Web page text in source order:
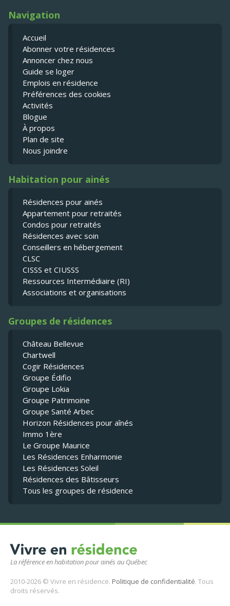
La référence en habitation pour ainés au Québec
2010-2026 © Vivre en résidence. Politique de confidentialité. Tous
droits réservés.
Navigation
Accueil
Abonner votre résidences
Annoncer chez nous
Guide se loger
Emplois en résidence
Préférences des cookies
Activités
Blogue
À propos
Plan de site
Nous joindre
Habitation pour ainés
Résidences pour ainés
Appartement pour retraités
Condos pour retraités
Résidences avec soin
Conseillers en hébergement
CLSC
CISSS et CIUSSS
Ressources Intermédiaire (RI)
Associations et organisations
Groupes de résidences
Château Bellevue
Chartwell
Cogir Résidences
Groupe Édifio
Groupe Lokia
Groupe Patrimoine
Groupe Santé Arbec
Horizon Résidences pour aînés
Immo 1ère
Le Groupe Maurice
Les Résidences Enharmonie
Les Résidences Soleil
Résidences des Bâtisseurs
Tous les groupes de résidence